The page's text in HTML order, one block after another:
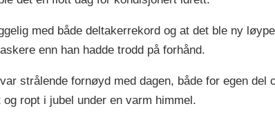
med både deltakerrekord og at det ble ny
enn han hadde trodd på forhånd.
strålende fornøyd med dagen, både for egen
og ropt i jubel under en varm himmel.